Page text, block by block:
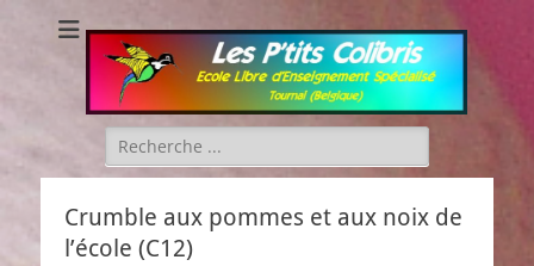
Les P'tits Colibris
Rechercher :
Crumble aux pommes et aux noix de
l’école (C12)